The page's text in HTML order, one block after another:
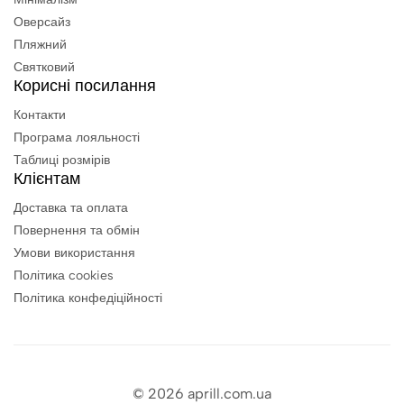
Флісові
М’які, утримують
Футерні
Щільні, приємні до
шкіри
Котонові Дихаючі, натуральні
Турбота у кожній деталі
Оверсайз
Пляжний
Святковий
Корисні посилання
Контакти
Програма лояльності
Таблиці розмірів
Клієнтам
Доставка та оплата
Повернення та обмін
Умови використання
Політика cookies
Політика конфедіційності
© 2026 aprill.com.ua